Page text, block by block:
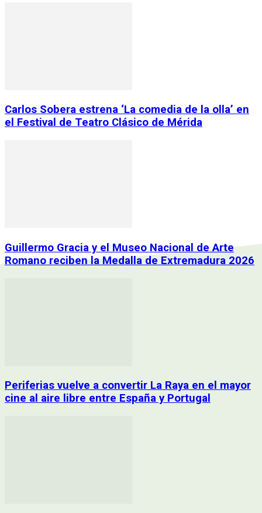
Carlos Sobera estrena ‘La comedia de la olla’ en
el Festival de Teatro Clásico de Mérida
Guillermo Gracia y el Museo Nacional de Arte
Romano reciben la Medalla de Extremadura 2026
Periferias vuelve a convertir La Raya en el mayor
cine al aire libre entre España y Portugal